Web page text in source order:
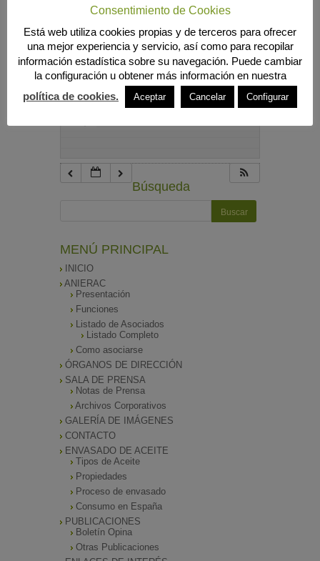
9:00 pm
10:00 pm
Búsqueda
MENÚ PRINCIPAL
INICIO
ANIERAC
Presentación
Funciones
Listado de Asociados
Listado Completo
Como asociarse
ÓRGANOS DE DIRECCIÓN
SALA DE PRENSA
Notas de Prensa
Archivos Corporativos
GALERÍA DE IMÁGENES
CONTACTO
ENVASADO DE ACEITE
Tipos de Aceite
Propiedades
Proceso de envasado
Consumo en España
PUBLICACIONES
Boletín Opina
Otras Publicaciones
Consentimiento de Cookies
Está web utiliza cookies propias y de terceros para ofrecer
una mejor experiencia y servicio, así como para recopilar
información estadística sobre su navegación. Puede cambiar
la configuración u obtener más información en nuestra
política de cookies.
Aceptar Cancelar Configurar